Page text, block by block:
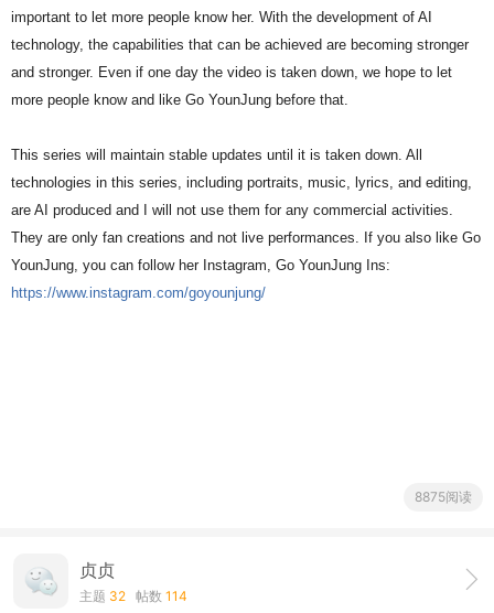
important to let more people know her. With the development of AI
technology, the capabilities that can be achieved are becoming stronger
and stronger. Even if one day the video is taken down, we hope to let
more people know and like Go YounJung before that.
This series will maintain stable updates until it is taken down. All
technologies in this series, including portraits, music, lyrics, and editing,
are AI produced and I will not use them for any commercial activities.
They are only fan creations and not live performances. If you also like Go
YounJung, you can follow her Instagram, Go YounJung Ins:
https://www.instagram.com/goyounjung/
8875阅读
贞贞
主题 32 帖数 114